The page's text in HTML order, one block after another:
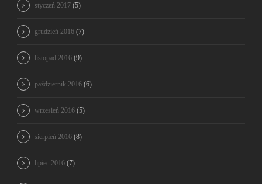
styczeń 2017 (5)
grudzień 2016 (7)
listopad 2016 (9)
październik 2016 (6)
wrzesień 2016 (5)
sierpień 2016 (8)
lipiec 2016 (7)